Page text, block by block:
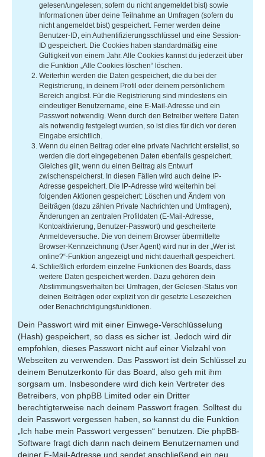
gelesen/ungelesen; sofern du nicht angemeldet bist) sowie
Informationen über deine Teilnahme an Umfragen (sofern du
nicht angemeldet bist) gespeichert. Ferner werden deine
Benutzer-ID, ein Authentifizierungsschlüssel und eine Session-
ID gespeichert. Die Cookies haben standardmäßig eine
Gültigkeit von einem Jahr. Alle Cookies kannst du jederzeit über
die Funktion „Alle Cookies löschen“ löschen.
Weiterhin werden die Daten gespeichert, die du bei der
Registrierung, in deinem Profil oder deinem persönlichem
Bereich angibst. Für die Registrierung sind mindestens ein
eindeutiger Benutzername, eine E-Mail-Adresse und ein
Passwort notwendig. Wenn durch den Betreiber weitere Daten
als notwendig festgelegt wurden, so ist dies für dich vor deren
Eingabe ersichtlich.
Wenn du einen Beitrag oder eine private Nachricht erstellst, so
werden die dort eingegebenen Daten ebenfalls gespeichert.
Gleiches gilt, wenn du einen Beitrag als Entwurf
zwischenspeicherst. In diesen Fällen wird auch deine IP-
Adresse gespeichert. Die IP-Adresse wird weiterhin bei
folgenden Aktionen gespeichert: Löschen und Ändern von
Beiträgen (dazu zählen Private Nachrichten und Umfragen),
Änderungen an zentralen Profildaten (E-Mail-Adresse,
Kontoaktivierung, Benutzer-Passwort) und gescheiterte
Anmeldeversuche. Die von deinem Browser übermittelte
Browser-Kennzeichnung (User Agent) wird nur in der „Wer ist
online?“-Funktion angezeigt und nicht dauerhaft gespeichert.
Schließlich erfordern einzelne Funktionen des Boards, dass
weitere Daten gespeichert werden. Dazu gehören dein
Abstimmungsverhalten bei Umfragen, der Gelesen-Status von
deinen Beiträgen oder explizit von dir gesetzte Lesezeichen
oder Benachrichtigungsfunktionen.
Dein Passwort wird mit einer Einwege-Verschlüsselung
(Hash) gespeichert, so dass es sicher ist. Jedoch wird dir
empfohlen, dieses Passwort nicht auf einer Vielzahl von
Webseiten zu verwenden. Das Passwort ist dein Schlüssel zu
deinem Benutzerkonto für das Board, also geh mit ihm
sorgsam um. Insbesondere wird dich kein Vertreter des
Betreibers, von phpBB Limited oder ein Dritter
berechtigterweise nach deinem Passwort fragen. Solltest du
dein Passwort vergessen haben, so kannst du die Funktion
„Ich habe mein Passwort vergessen“ benutzen. Die phpBB-
Software fragt dich dann nach deinem Benutzernamen und
deiner E-Mail-Adresse und sendet anschließend ein neu